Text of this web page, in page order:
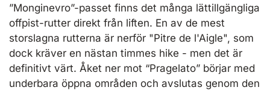
”Monginevro”-passet finns det många lättillgängliga
offpist-rutter direkt från liften. En av de mest
storslagna rutterna är nerför "Pitre de l'Aigle", som
dock kräver en nästan timmes hike - men det är
definitivt värt. Åket ner mot “Pragelato” börjar med
underbara öppna områden och avslutas genom den